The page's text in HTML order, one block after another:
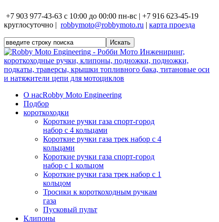
+7 903 977-43-63 с 10:00 до 00:00 пн-вс | +7 916 623-45-19
круглосуточно | robbymoto@robbymoto.ru | карта проезда
О насRobby Moto Engineering
Подбор
короткоходки
Короткие ручки газа спорт-город
набор с 4 кольцами
Короткие ручки газа трек набор с 4
кольцами
Короткие ручки газа спорт-город
набор с 1 кольцом
Короткие ручки газа трек набор с 1
кольцом
Тросики к короткоходным ручкам
газа
Пусковый пульт
Клипоны